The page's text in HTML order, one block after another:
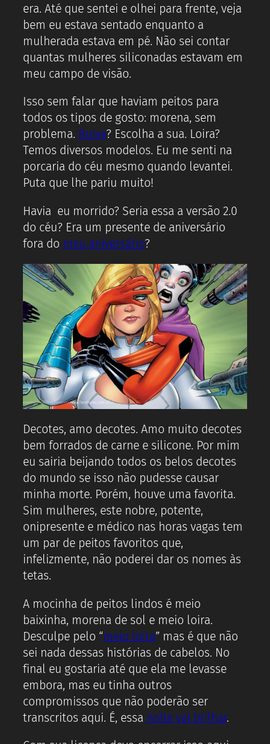
era. Até que sentei e olhei para frente, veja
bem eu estava sentado enquanto a
mulherada estava em pé. Não sei contar
quantas mulheres siliconadas estavam em
meu campo de visão.
Isso sem falar que haviam peitos para
todos os tipos de gosto: morena, sem
problema. Ruiva? Escolha a sua. Loira?
Temos diversos modelos. Eu me senti na
porcaria do céu mesmo quando levantei.
Puta que lhe pariu muito!
Havia eu morrido? Seria essa a versão 2.0
do céu? Era um presente de aniversário
fora do meu aniversário?
Decotes, amo decotes. Amo muito decotes
bem forrados de carne e silicone. Por mim
eu sairia beijando todos os belos decotes
do mundo se isso não pudesse causar
minha morte. Porém, houve uma favorita.
Sim mulheres, este nobre, potente,
onipresente e médico nas horas vagas tem
um par de peitos favoritos que,
infelizmente, não poderei dar os nomes às
tetas.
A mocinha de peitos lindos é meio
baixinha, morena de sol e meio loira.
Desculpe pelo “meio loira” mas é que não
sei nada dessas histórias de cabelos. No
final eu gostaria até que ela me levasse
embora, mas eu tinha outros
compromissos que não poderão ser
transcritos aqui. É, essa noite vai brilhar.